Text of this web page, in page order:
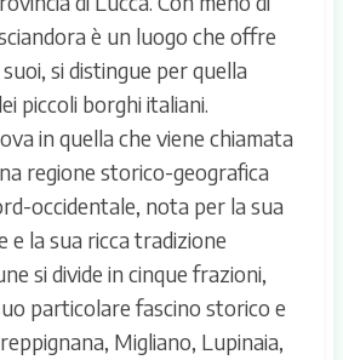
è un luogo che offre
si distingue per quella
piccoli borghi italiani.
in quella che viene chiamata
regione storico-geografica
occidentale, nota per la sua
e la sua ricca tradizione
si divide in cinque frazioni,
particolare fascino storico e
Migliano, Lupinaia,